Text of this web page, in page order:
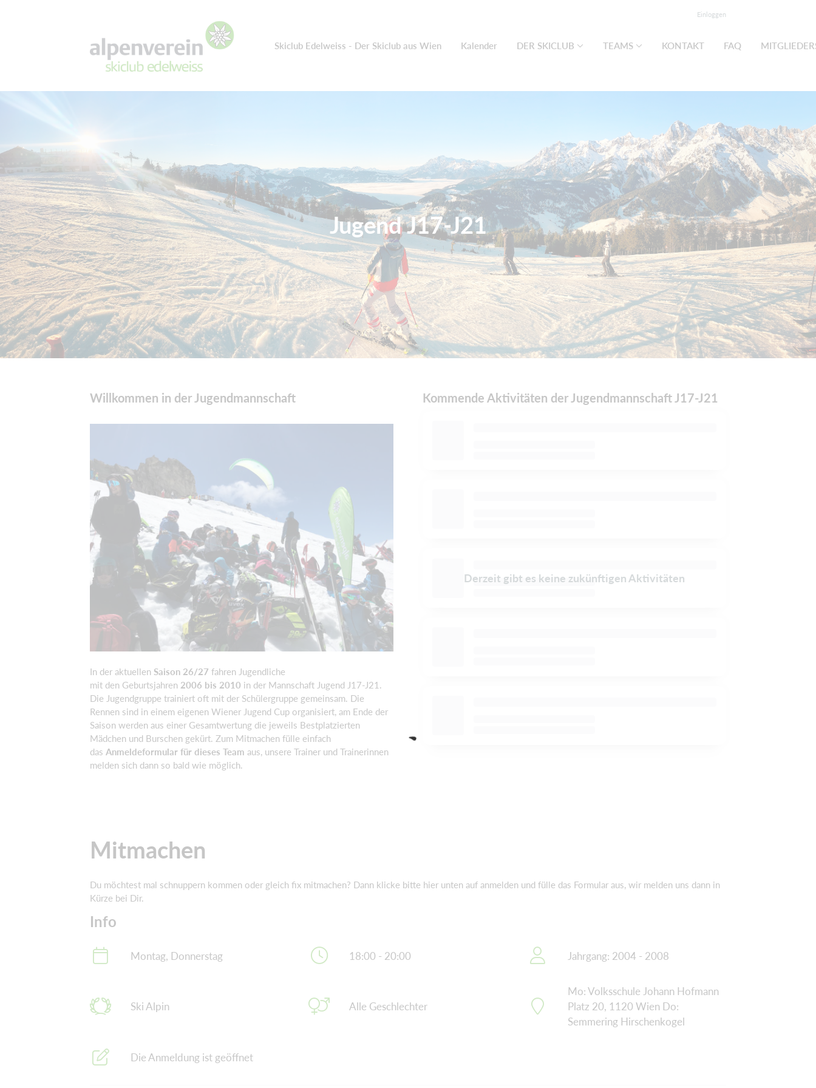
Einloggen
Skiclub Edelweiss - Der Skiclub aus Wien Kalender DER SKICLUB TEAMS KONTAKT FAQ
Jugend J17-J21
Willkommen in der Jugendmannschaft
In der aktuellen Saison 26/27 fahren Jugendliche
mit den Geburtsjahren 2006 bis 2010 in der Mannschaft Jugend J17-J21.
Die Jugendgruppe trainiert oft mit der Schülergruppe gemeinsam. Die
Rennen sind in einem eigenen Wiener Jugend Cup organisiert, am Ende der
Saison werden aus einer Gesamtwertung die jeweils Bestplatzierten
Mädchen und Burschen gekürt. Zum Mitmachen fülle einfach
das Anmeldeformular für dieses Team aus, unsere Trainer und Trainerinnen
melden sich dann so bald wie möglich.
Kommende Aktivitäten der Jugendmannschaft J17-J21
Derzeit gibt es keine zukünftigen Aktivitäten
Mitmachen
Du möchtest mal schnuppern kommen oder gleich fix mitmachen? Dann klicke bitte hier unten auf anmelden und fülle das Formular aus, wir melden uns dann in
Kürze bei Dir.
Info
Montag, Donnerstag 18:00 - 20:00 Jahrgang: 2004 - 2008
Ski Alpin Alle Geschlechter
Mo: Volksschule Johann Hofmann
Platz 20, 1120 Wien Do:
Semmering Hirschenkogel
Die Anmeldung ist geöffnet